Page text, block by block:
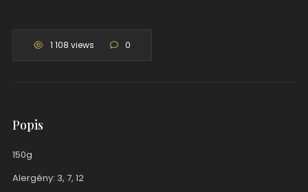
1 108 views 0
Popis
150g
Alergény: 3, 7, 12